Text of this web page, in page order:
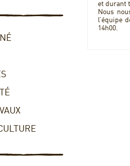
et durant
Nous
l’équipe
14h00.